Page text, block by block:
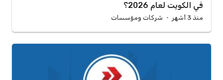
في الكويت لعام 2026؟
منذ 3 أشهر شركات ومؤسسات